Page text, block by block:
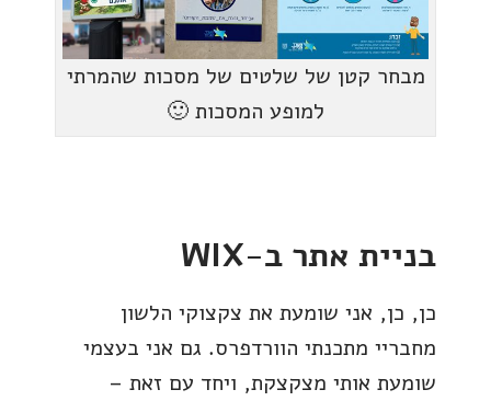
מבחר קטן של שלטים של מסכות שהמרתי
למופע המסכות 🙂
בניית אתר ב-WIX
כן, כן, אני שומעת את צקצוקי הלשון
מחבריי מתכנתי הוורדפרס. גם אני בעצמי
שומעת אותי מצקצקת, ויחד עם זאת –